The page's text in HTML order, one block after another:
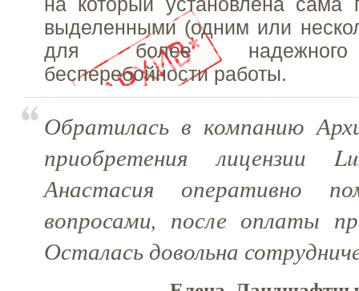
выделенными (одним или
для более надежного
бесперебойности работы.
Обратилась в компанию
приобретения лицензии
Анастасия оперативно
вопросами, после оплаты
Осталась довольна